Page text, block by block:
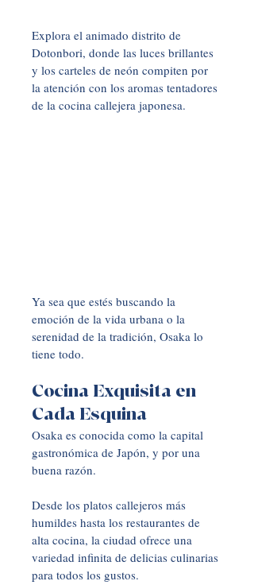
Explora el animado distrito de
Dotonbori, donde las luces brillantes
y los carteles de neón compiten por
la atención con los aromas tentadores
de la cocina callejera japonesa.
Ya sea que estés buscando la
emoción de la vida urbana o la
serenidad de la tradición, Osaka lo
tiene todo.
Cocina Exquisita en
Cada Esquina
Osaka es conocida como la capital
gastronómica de Japón, y por una
buena razón.
Desde los platos callejeros más
humildes hasta los restaurantes de
alta cocina, la ciudad ofrece una
variedad infinita de delicias culinarias
para todos los gustos.